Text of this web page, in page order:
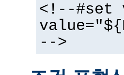
<!--#set
-->